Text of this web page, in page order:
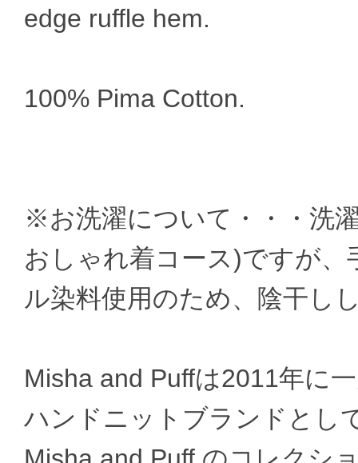
edge ruffle hem.
100% Pima Cotton.
※お洗濯について・・・洗
おしゃれ着コース)ですが
ル染料使用のため、陰干し
Misha and Puffは2011年に
ハンドニットブランドとし